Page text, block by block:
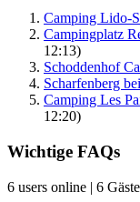
Camping Lido-
Campingplatz
12:13)
Schoddenhof
Scharfenberg
Camping Les
12:20)
Wichtige FAQs
6 users online | 6